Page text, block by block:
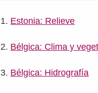
Estonia: Relieve
Bélgica: Clima y
Bélgica: Hidrografía